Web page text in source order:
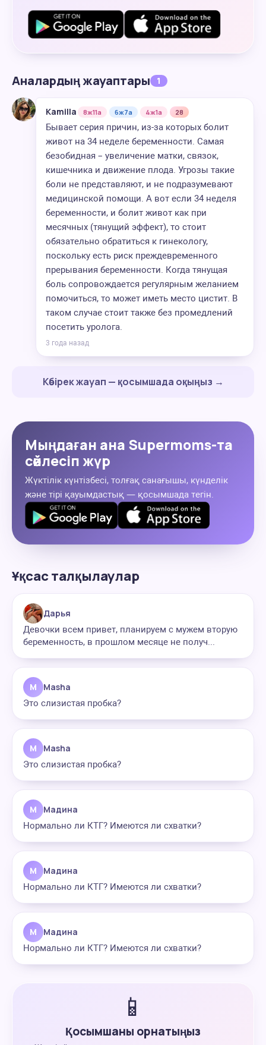
Аналардың жауаптары 1
Kamilla 8ж11а 6ж7а 4ж1а 28
Бывает серия причин, из-за которых болит
живот на 34 неделе беременности. Самая
безобидная – увеличение матки, связок,
кишечника и движение плода. Угрозы такие
боли не представляют, и не подразумевают
медицинской помощи. А вот если 34 неделя
беременности, и болит живот как при
месячных (тянущий эффект), то стоит
обязательно обратиться к гинекологу,
поскольку есть риск преждевременного
прерывания беременности. Когда тянущая
боль сопровождается регулярным желанием
помочиться, то может иметь место цистит. В
таком случае стоит также без промедлений
посетить уролога.
3 года назад
Көбірек жауап — қосымшада оқыңыз →
Мыңдаған ана Supermoms-та
сөйлесіп жүр
Жүктілік күнтізбесі, толғақ санағышы, күнделік
және тірі қауымдастық — қосымшада тегін.
Ұқсас талқылаулар
Дарья
Девочки всем привет, планируем с мужем вторую
беременность, в прошлом месяце не получ...
M Masha
Это слизистая пробка?
M Masha
Это слизистая пробка?
М Мадина
Нормально ли КТГ? Имеются ли схватки?
М Мадина
Нормально ли КТГ? Имеются ли схватки?
М Мадина
Нормально ли КТГ? Имеются ли схватки?
📱
Қосымшаны орнатыңыз